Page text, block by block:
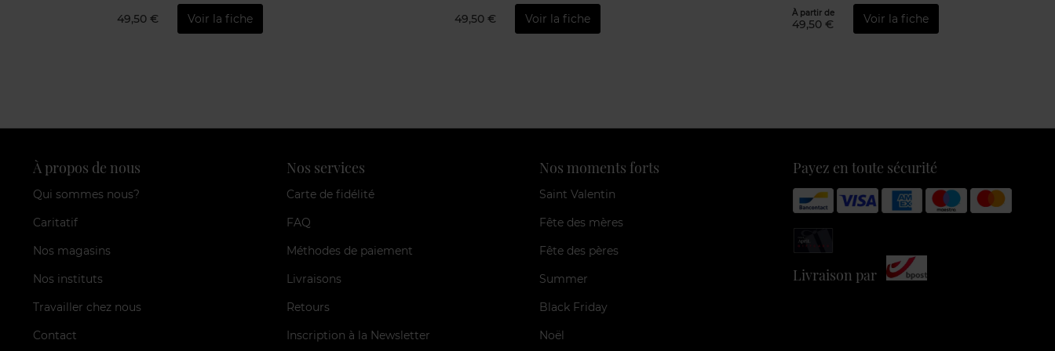
49,50 € Voir la fiche 49,50 € Voir la fiche À partir de
49,50 € Voir la fiche
À propos de nous
Qui sommes nous?
Caritatif
Nos magasins
Nos instituts
Travailler chez nous
Contact
Nos services
Carte de fidélité
FAQ
Méthodes de paiement
Livraisons
Retours
Inscription à la Newsletter
Nos moments forts
Saint Valentin
Fête des mères
Fête des pères
Summer
Black Friday
Noël
Payez en toute sécurité
Livraison par